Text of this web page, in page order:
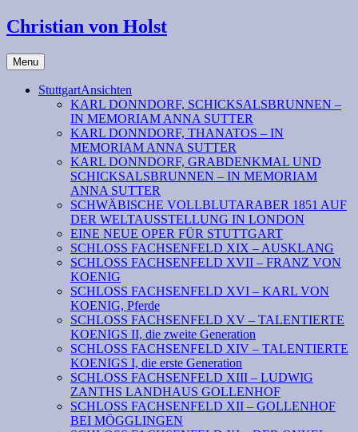
Christian von Holst
Menu
StuttgartAnsichten
KARL DONNDORF, SCHICKSALSBRUNNEN –
IN MEMORIAM ANNA SUTTER
KARL DONNDORF, THANATOS – IN
MEMORIAM ANNA SUTTER
KARL DONNDORF, GRABDENKMAL UND
SCHICKSALSBRUNNEN – IN MEMORIAM
ANNA SUTTER
SCHWÄBISCHE VOLLBLUTARABER 1851 AUF
DER WELTAUSSTELLUNG IN LONDON
EINE NEUE OPER FÜR STUTTGART
SCHLOSS FACHSENFELD XIX – AUSKLANG
SCHLOSS FACHSENFELD XVII – FRANZ VON
KOENIG
SCHLOSS FACHSENFELD XVI – KARL VON
KOENIG, Pferde
SCHLOSS FACHSENFELD XV – TALENTIERTE
KOENIGS II, die zweite Generation
SCHLOSS FACHSENFELD XIV – TALENTIERTE
KOENIGS I, die erste Generation
SCHLOSS FACHSENFELD XIII – LUDWIG
ZANTHS LANDHAUS GOLLENHOF
SCHLOSS FACHSENFELD XII – GOLLENHOF
BEI MÖGGLINGEN